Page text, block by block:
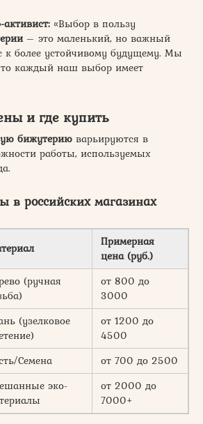
«Выбор в пользу
– это маленький, но важный
к более устойчивому будущему. Мы
каждый наш выбор имеет
и где купить
бижутерию варьируются в
работы, используемых
в российских магазинах
Примерная
цена (руб.)
(ручная
от 800 до
3000
(узелковое
от 1200 до
4500
Семена от 700 до 2500
эко-
от 2000 до
7000+